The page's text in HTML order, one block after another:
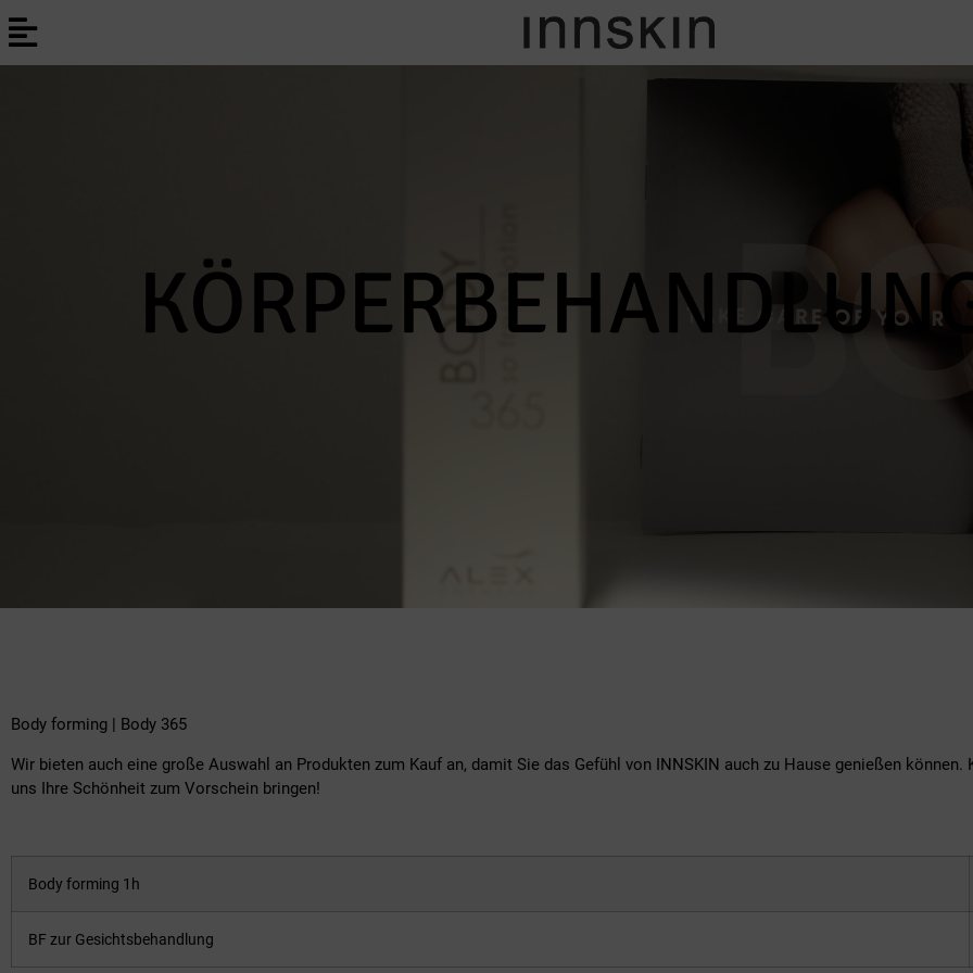
Body forming | Body 365
Wir bieten auch eine große Auswahl an Produkten zum Kauf an, damit Sie das Gefühl von INNSKIN auch zu Hause genießen
uns Ihre Schönheit zum Vorschein bringen!
Body forming 1h
BF zur Gesichtsbehandlung